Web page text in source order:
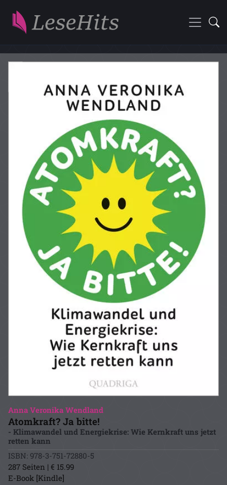
Anna Veronika Wendland
Atomkraft? Ja bitte!
- Klimawandel und Energiekrise: Wie Kernkraft uns jetzt
retten kann
ISBN: 978-3-751-72880-5
287 Seiten | € 15.99
E-Book [Kindle]